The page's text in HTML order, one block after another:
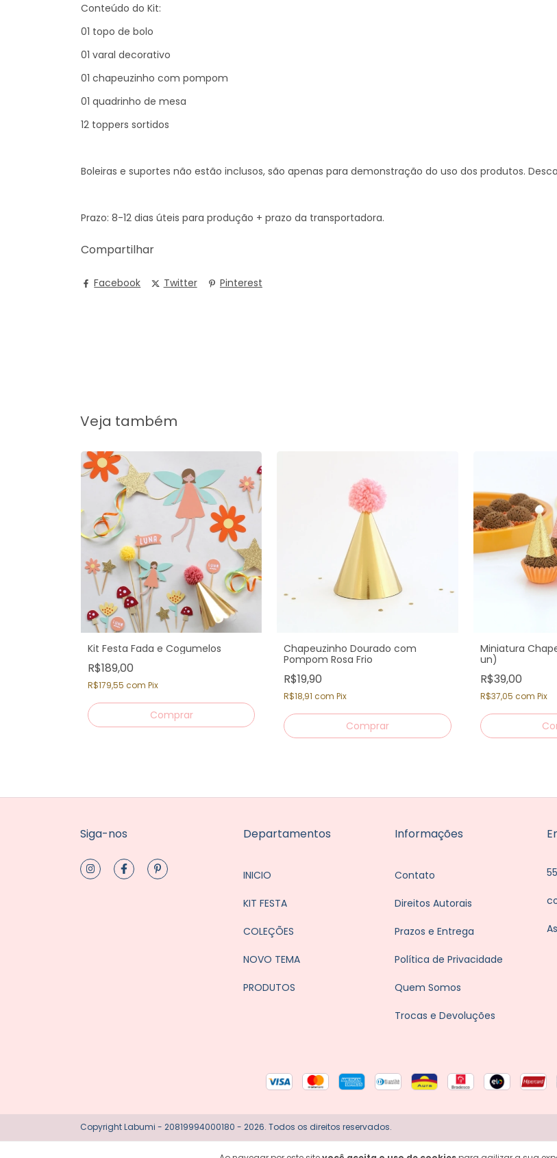
Conteúdo do Kit:
01 topo de bolo
01 varal decorativo
01 chapeuzinho com pompom
01 quadrinho de mesa
12 toppers sortidos
Boleiras e suportes não estão inclusos, são apenas para demonstração do uso dos produtos.
Prazo: 8-12 dias úteis para produção + prazo da transportadora.
Compartilhar
Facebook Twitter Pinterest
Veja também
Kit Festa Fada e Cogumelos
R$189,00
R$179,55 com Pix
Chapeuzinho Dourado com
Pompom Rosa Frio
R$19,90
R$18,91com Pix
Miniatura
un)
R$39,00
R$37,05 com Pix
Siga-nos Departamentos
INICIO
KIT FESTA
COLEÇÕES
NOVO TEMA
PRODUTOS
Informações
Contato
Direitos Autorais
Prazos e Entrega
Política de Privacidade
Quem Somos
Trocas e Devoluções
Copyright Labumi - 20819994000180 - 2026. Todos os direitos reservados.